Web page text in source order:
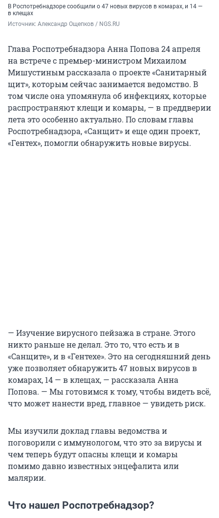
В Роспотребнадзоре сообщили о 47 новых вирусов в комарах, и 14 —
в клещах
Источник: Александр Ощепков / NGS.RU
Глава Роспотребнадзора Анна Попова 24 апреля
на встрече с премьер-министром Михаилом
Мишустиным рассказала о проекте «Санитарный
щит», которым сейчас занимается ведомство. В
том числе она упомянула об инфекциях, которые
распространяют клещи и комары, — в преддверии
лета это особенно актуально. По словам главы
Роспотребнадзора, «Санщит» и еще один проект,
«Гентех», помогли обнаружить новые вирусы.
— Изучение вирусного пейзажа в стране. Этого
никто раньше не делал. Это то, что есть и в
«Санщите», и в «Гентехе». Это на сегодняшний день
уже позволяет обнаружить 47 новых вирусов в
комарах, 14 — в клещах, — рассказала Анна
Попова. — Мы готовимся к тому, чтобы видеть всё,
что может нанести вред, главное — увидеть риск.
Мы изучили доклад главы ведомства и
поговорили с иммунологом, что это за вирусы и
чем теперь будут опасны клещи и комары
помимо давно известных энцефалита или
малярии.
Что нашел Роспотребнадзор?